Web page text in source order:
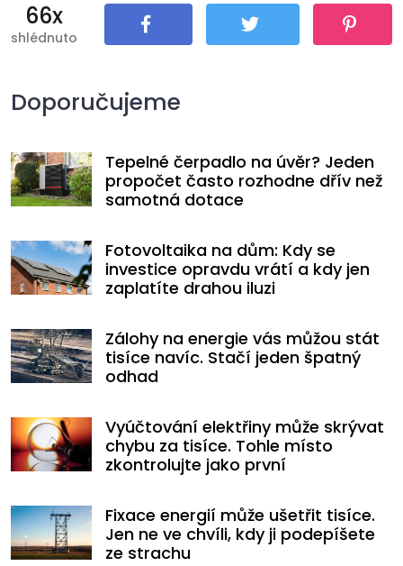
66x
shlédnuto
Doporučujeme
Tepelné čerpadlo na úvěr? Jeden
propočet často rozhodne dřív než
samotná dotace
Fotovoltaika na dům: Kdy se
investice opravdu vrátí a kdy jen
zaplatíte drahou iluzi
Zálohy na energie vás můžou stát
tisíce navíc. Stačí jeden špatný
odhad
Vyúčtování elektřiny může skrývat
chybu za tisíce. Tohle místo
zkontrolujte jako první
Fixace energií může ušetřit tisíce.
Jen ne ve chvíli, kdy ji podepíšete
ze strachu